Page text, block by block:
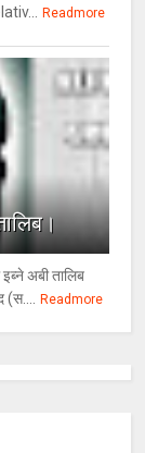
Readmore
अबी तालिब
Readmore